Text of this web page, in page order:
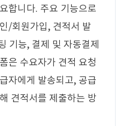
합니다. 주요 기능으로
/회원가입, 견적서 발
기능, 결제 및 자동결제
은 수요자가 견적 요청
자에게 발송되고, 공급
견적서를 제출하는 방